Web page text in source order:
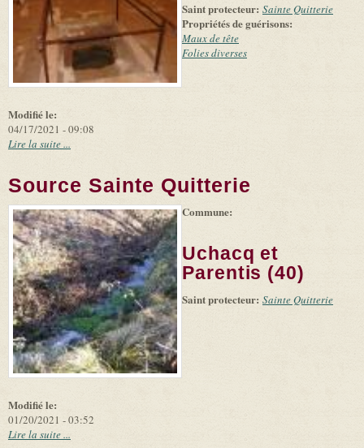
Modifié le:
04/17/2021 - 09:08
Saint protecteur: Sainte Quitterie
Propriétés de guérisons:
Maux de tête
Folies diverses
Lire la suite ...
Source Sainte Quitterie
-
Leaflet (link is
|
Tiles
(link is
external)
©
Microsoft
and
suppliers
Modifié le:
01/20/2021 - 03:52
Commune:
Uchacq et
Parentis (40)
Saint protecteur: Sainte Quitterie
Lire la suite ...